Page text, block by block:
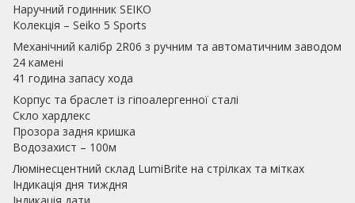
Наручний годинник SEIKO
Колекція – Seiko 5 Sports
Механічний калібр 2R06 з ручним та автоматичним заводом
24 камені
41 година запасу хода
Корпус та браслет із гіпоалергенної сталі
Скло хардлекс
Прозора задня кришка
Водозахист – 100м
Люмінесцентний склад LumiBrite на стрілках та мітках
Індикація дня тиждня
Індикація дати